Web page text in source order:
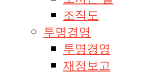
조직도
투명경영
투명경영
재정보고